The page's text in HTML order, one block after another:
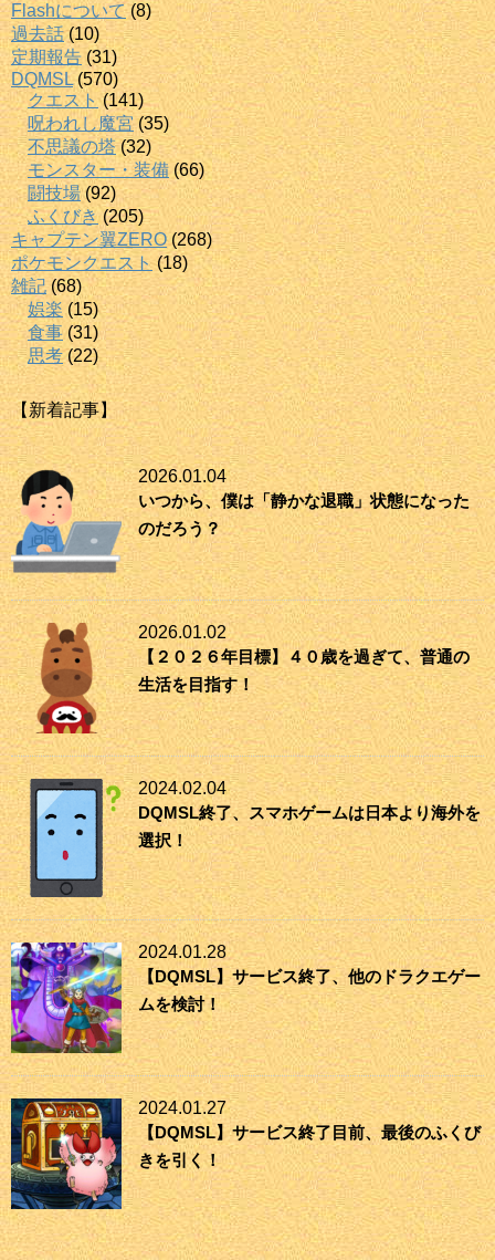
Flashについて(8)
過去話(10)
定期報告 (31)
DQMSL(570)
クエスト (141)
呪われし魔宮(35)
不思議の塔(32)
モンスター・装備 (66)
闘技場(92)
ふくびき(205)
キャプテン翼ZERO(268)
ポケモンクエスト (18)
雑記 (68)
娯楽 (15)
食事 (31)
思考(22)
【新着記事】
2026.01.04
いつから、僕は「静かな退職」状態になった
のだろう？
2026.01.02
【２０２６年目標】４０歳を過ぎて、普通の
生活を目指す！
2024.02.04
DQMSL終了、スマホゲームは日本より海外を
選択！
2024.01.28
【DQMSL】サービス終了、他のドラクエゲー
ムを検討！
2024.01.27
【DQMSL】サービス終了目前、最後のふくび
きを引く！